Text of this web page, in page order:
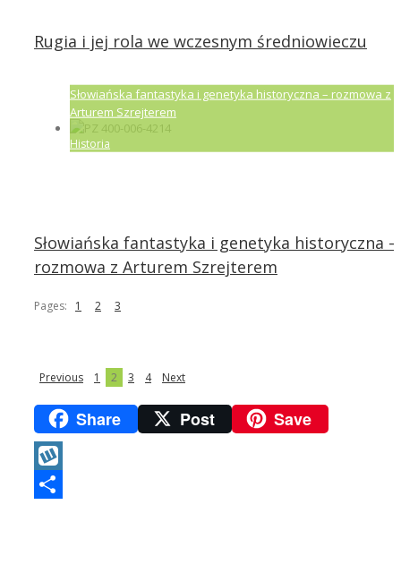
Rugia i jej rola we wczesnym średniowieczu
Słowiańska fantastyka i genetyka historyczna – rozmowa z
Arturem Szrejterem
Historia
Słowiańska fantastyka i genetyka historyczna –
rozmowa z Arturem Szrejterem
Pages: 1 2 3
Previous 1 2 3 4 Next
Share Post Save
Wykop